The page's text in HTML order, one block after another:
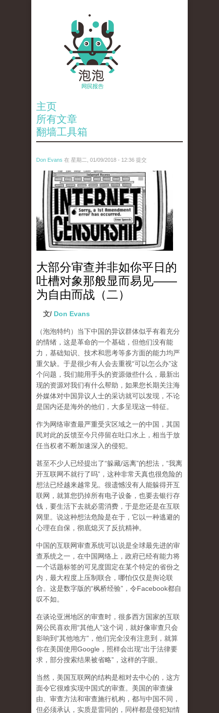
主页
所有文章
翻墙工具箱
Don Evans 在 星期二, 01/09/2018 - 12:36 提交
wechatimg866.jpeg
大部分审查并非如你平日的
吐槽对象那般显而易见——
为自由而战（二）
文/ Don Evans
（泡泡特约） 当下中国的异议群体似乎有着充分
的情绪，这是革命的一个基础，但他们没有能
力，基础知识、技术和思考等多方面的能力均严
重欠缺。于是很少有人会去重视“可以怎么办”这
个问题，我们能用手头的资源做些什么，最新出
现的资源对我们有什么帮助，如果您长期关注海
外媒体对中国异议人士的采访就可以发现，不论
是国内还是海外的他们，大多呈现这一特征。
作为网络审查最严重受灾区域之一的中国，其国
民对此的反馈至今只停留在吐口水上，相当于放
任当权者不断加速深入的侵犯。
甚至不少人已经提出了“躲藏/远离”的想法，“我离
开互联网不就行了吗”，这种非常天真也很危险的
想法已经越来越常见。很遗憾没有人能躲得开互
联网，就算您扔掉所有电子设备，也要去银行存
钱，要生活下去就必需消费，于是您还是在互联
网里。说这种想法危险是在于，它以一种逃避的
心理在自保，彻底熄灭了反抗精神。
中国的互联网审查系统可以说是全球最先进的审
查系统之一，在中国网络上，政府已经有能力将
一个话题标签的可见度固定在某个特定的省份之
内，最大程度上压制联合 ，哪怕仅仅是舆论联
合。这是数字版的“枫桥经验”，令Facebook都自
叹不如。
在谈论亚洲地区的审查时，很多西方国家的互联
网公民喜欢用“其他人”这个词，就好像审查只会
影响到“其他地方”，他们完全没有注意到， 就算
你在美国使用Google，照样会出现“出于法律要
求，部分搜索结果被省略”，这样的字眼。
当然，美国互联网的结构是相对去中心的，这方
面令它很难实现中国式的审查。美国的审查缘
由、审查方法和审查施行机构，都与中国不同，
但必须承认， 实质是雷同的，同样都是侵犯知情